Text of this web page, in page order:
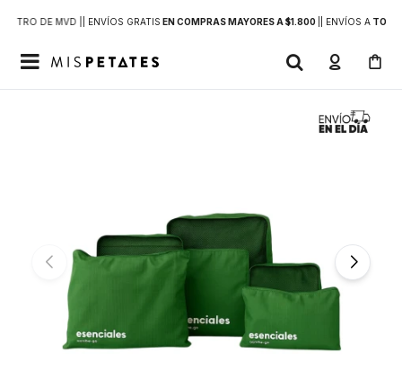
DE MVD | | ENVÍOS GRATIS EN COMPRAS MAYORES A $1.800 | ENVÍOS ATODO
